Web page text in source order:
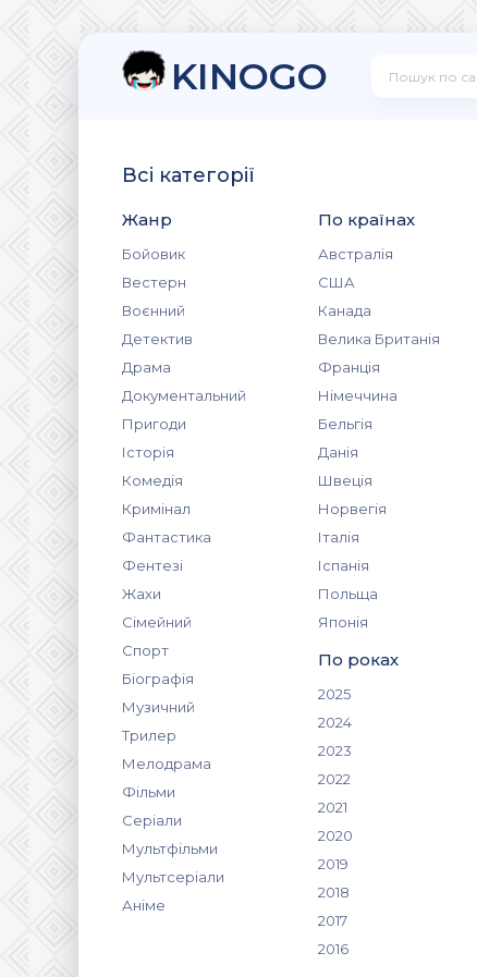
KINOGO
Всі категорії
Жанр
Бойовик
Вестерн
Воєнний
Детектив
Драма
Документальний
Пригоди
Історія
Комедія
Кримінал
Фантастика
Фентезі
Жахи
Сімейний
Спорт
Біографія
Музичний
Трилер
Мелодрама
Фільми
Серіали
Мультфільми
Мультсеріали
Аніме
По країнах
Австралія
США
Канада
Велика Британія
Франція
Німеччина
Бельгія
Данія
Швеція
Норвегія
Італія
Іспанія
Польща
Японія
По роках
2025
2024
2023
2022
2021
2020
2019
2018
2017
2016